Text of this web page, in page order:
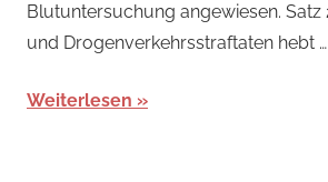
Blutuntersuchung angewiesen.
und Drogenverkehrsstraftaten hebt …
Weiterlesen